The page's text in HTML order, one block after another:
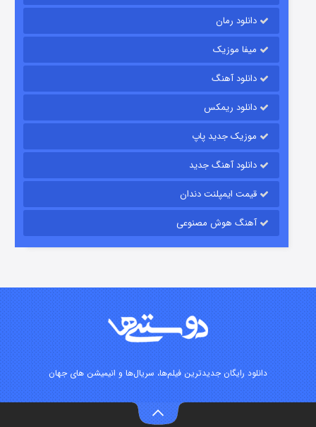
قسمت
قسمت۲ (دوبله) منتشر شد
دانلود رمان
میفا موزیک
دانلود آهنگ
دانلود ریمکس
موزیک جدید پاپ
دانلود آهنگ جدید
قیمت ایمپلنت دندان
آهنگ هوش مصنوعی
دانلود رایگان جدیدترین فیلم‌ها، سریال‌ها و انیمیشن های جهان